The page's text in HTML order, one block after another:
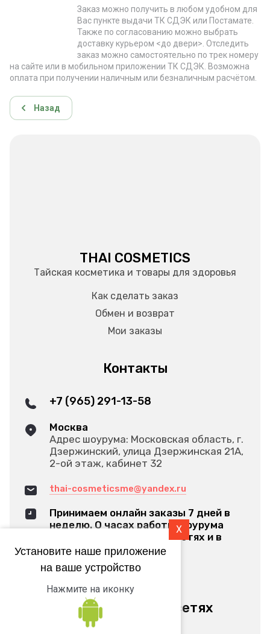
Заказ можно получить в любом удобном для
Вас пункте выдачи ТК СДЭК или Постамате.
Также по согласованию можно выбрать
доставку курьером <до двери>. Отследить
заказ можно самостоятельно по трек номеру
на сайте или в мобильном приложении ТК СДЭК. Возможна
оплата при получении наличным или безналичным расчётом.
Назад
THAI COSMETICS
Тайская косметика и товары для здоровья
Как сделать заказ
Обмен и возврат
Мои заказы
Контакты
+7 (965) 291-13-58
Москва
Адрес шоурума: Московская область, г.
Дзержинский, улица Дзержинская 21А,
2-ой этаж, кабинет 32
thai-cosmeticsme@yandex.ru
Принимаем онлайн заказы 7 дней в
неделю. О часах работы шоурума
оповещаем в наших соц.сетях и в
Яндексе
Мы в социальных сетях
X
Установите наше приложение
на ваше устройство
Нажмите на иконку